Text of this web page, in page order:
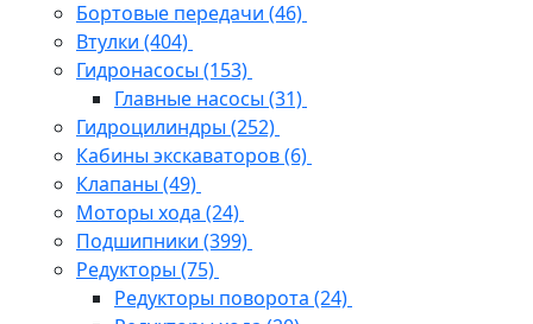
Бортовые передачи (46)
Втулки (404)
Гидронасосы (153)
Главные насосы (31)
Гидроцилиндры (252)
Кабины экскаваторов(6)
Клапаны (49)
Моторы хода (24)
Подшипники (399)
Редукторы (75)
Редукторы поворота (24)